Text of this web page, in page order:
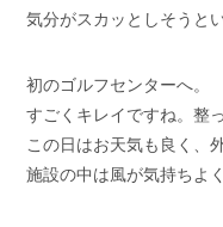
気分がスカッとしそうと
初のゴルフセンターへ。
すごくキレイですね。整
この日はお天気も良く、
施設の中は風が気持ちよ